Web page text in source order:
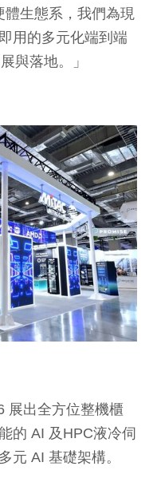
生態系，我們為現
用的多元化端到端
與落地。」
展出全方位整機櫃
的 AI 及HPC液冷伺
元 AI 基礎架構。